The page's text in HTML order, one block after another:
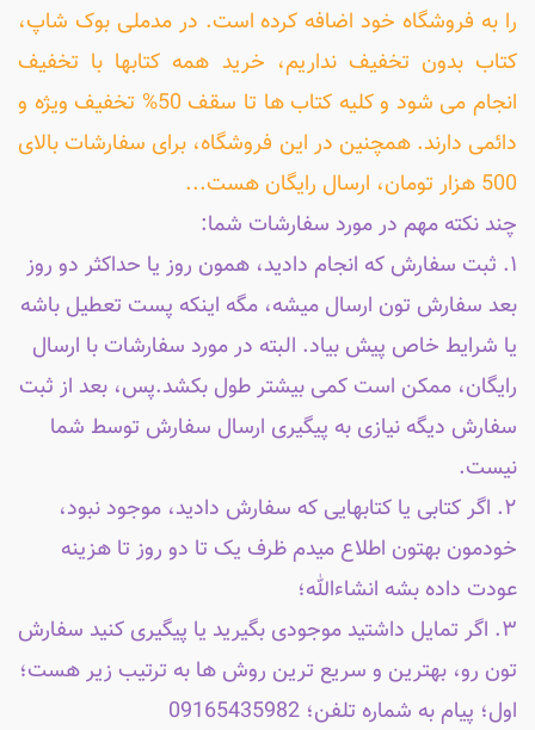
را به فروشگاه خود اضافه کرده است. در مدملی بوک شاپ،
کتاب بدون تخفیف نداریم، خرید همه کتابها با تخفیف
انجام می شود و کلیه کتاب ها تا سقف 50% تخفیف ویژه و
دائمی دارند. همچنین در این فروشگاه، برای سفارشات بالای
500 هزار تومان، ارسال رایگان هست...
چند نکته مهم در مورد سفارشات شما:
۱. ثبت سفارش که انجام دادید، همون روز یا حداکثر دو روز
بعد سفارش تون ارسال میشه، مگه اینکه پست تعطیل باشه
یا شرایط خاص پیش بیاد. البته در مورد سفارشات با ارسال
رایگان، ممکن است کمی بیشتر طول بکشد.پس، بعد از ثبت
سفارش دیگه نیازی به پیگیری ارسال سفارش توسط شما
نیست.
۲. اگر کتابی یا کتابهایی که سفارش دادید، موجود نبود،
خودمون بهتون اطلاع میدم ظرف یک تا دو روز تا هزینه
عودت داده بشه انشاءالله؛
۳. اگر تمایل داشتید موجودی بگیرید یا پیگیری کنید سفارش
تون رو، بهترین و سریع ترین روش ها به ترتیب زیر هست؛
اول؛ پیام به شماره تلفن؛ 09165435982